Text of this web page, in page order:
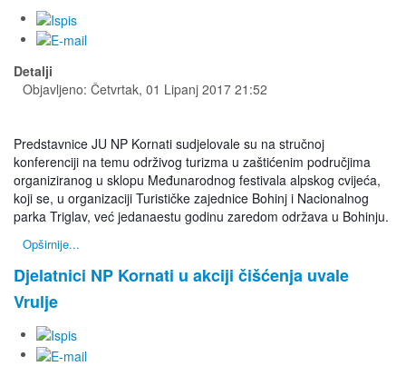
Detalji
Objavljeno: Četvrtak, 01 Lipanj 2017 21:52
Predstavnice JU NP Kornati sudjelovale su na stručnoj
konferenciji na temu održivog turizma u zaštićenim područjima
organiziranog u sklopu Međunarodnog festivala alpskog cvijeća,
koji se, u organizaciji Turističke zajednice Bohinj i Nacionalnog
parka Triglav, već jedanaestu godinu zaredom održava u Bohinju.
Opširnije...
Djelatnici NP Kornati u akciji čišćenja uvale
Vrulje